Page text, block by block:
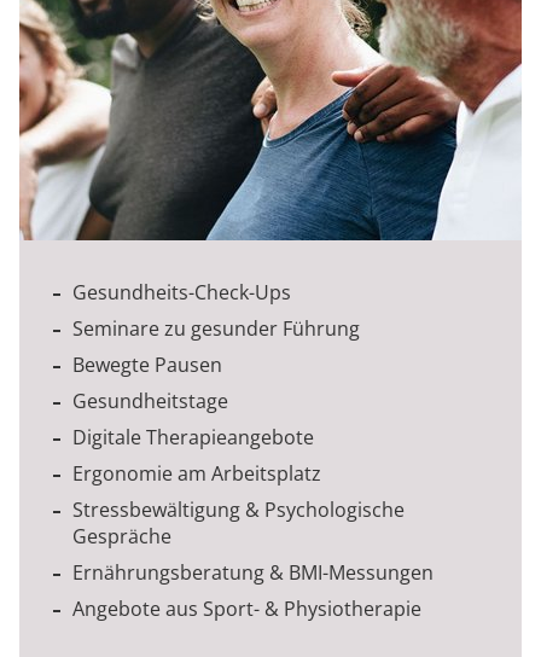
Gesundheits-Check-Ups
Seminare zu gesunder Führung
Bewegte Pausen
Gesundheitstage
Digitale Therapieangebote
Ergonomie am Arbeitsplatz
Stressbewältigung & Psychologische
Gespräche
Ernährungsberatung & BMI-Messungen
Angebote aus Sport- & Physiotherapie